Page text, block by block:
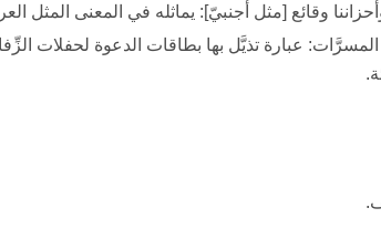
وقائع [مثل أجنبيّ]: يماثله في المعنى المثل
المسرَّات: عبارة تذيَّل بها بطاقات الدعوة لحفلات